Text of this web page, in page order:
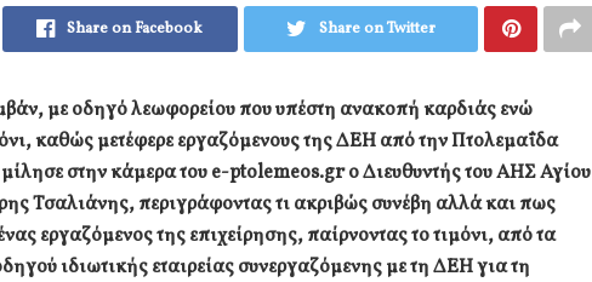
Share on Facebook Share on Twitter
με οδηγό λεωφορείου που υπέστη ανακοπή καρδιάς ενώ
καθώς μετέφερε εργαζόμενους της ΔΕΗ από την Πτολεμαΐδα
στην κάμερα του e-ptolemeos.gr ο Διευθυντής του ΑΗΣ Αγίου
Τσαλιάνης, περιγράφοντας τι ακριβώς συνέβη αλλά και πως
εργαζόμενος της επιχείρησης, παίρνοντας το τιμόνι, από τα
ιδιωτικής εταιρείας συνεργαζόμενης με τη ΔΕΗ για τη